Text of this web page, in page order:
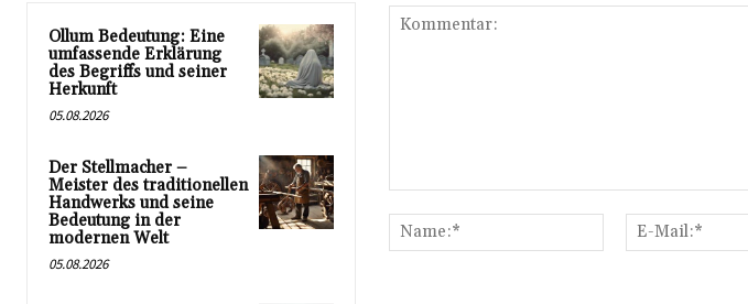
Ollum Bedeutung: Eine
umfassende Erklärung
des Begriffs und seiner
Herkunft
05.08.2026
Der Stellmacher –
Meister des traditionellen
Handwerks und seine
Bedeutung in der
modernen Welt
05.08.2026
Name:*